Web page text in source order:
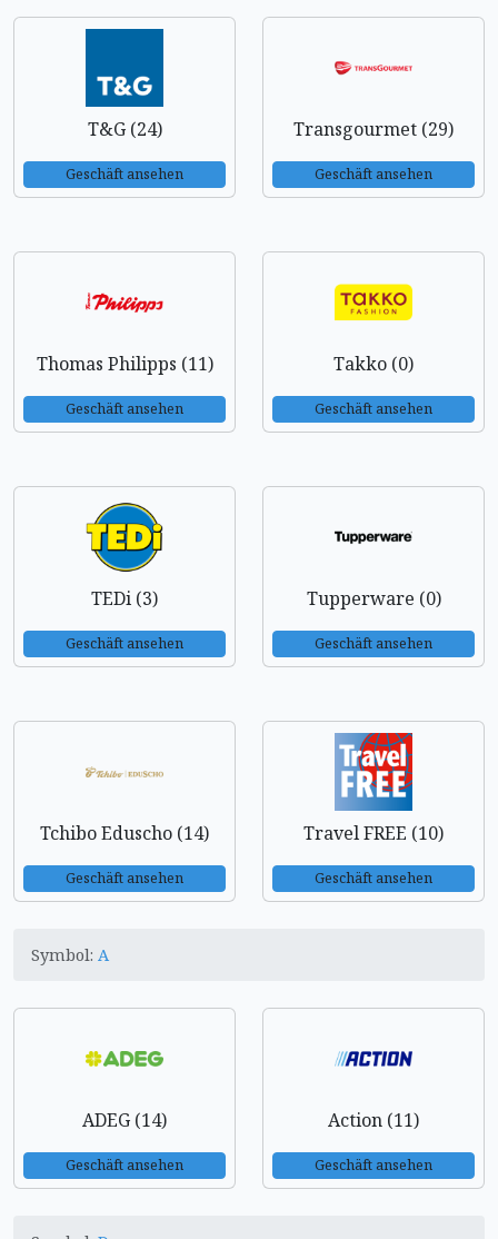
T&G (24)
Geschäft ansehen
Transgourmet (29)
Geschäft ansehen
Thomas Philipps (11)
Geschäft ansehen
Takko (0)
Geschäft ansehen
TEDi (3)
Geschäft ansehen
Tupperware (0)
Geschäft ansehen
Tchibo Eduscho (14)
Geschäft ansehen
Travel FREE (10)
Geschäft ansehen
Symbol: A
ADEG (14)
Geschäft ansehen
Action (11)
Geschäft ansehen